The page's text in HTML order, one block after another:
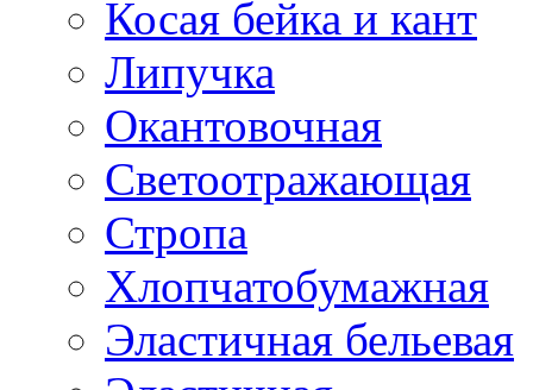
Косая бейка и кант
Липучка
Окантовочная
Светоотражающая
Стропа
Хлопчатобумажная
Эластичная бельевая